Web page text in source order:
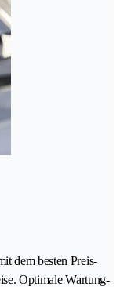
dem besten Preis-
Optimale Wartung-